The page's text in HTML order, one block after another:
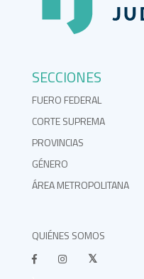
SECCIONES
FUERO FEDERAL
CORTE SUPREMA
PROVINCIAS
GÉNERO
ÁREA METROPOLITANA
QUIÉNES SOMOS